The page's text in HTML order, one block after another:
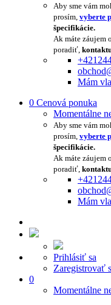
Aby sme vám
prosím, vyberte
špecifikácie.
Ak máte záujem
poradiť,
Mám
0 Cenová ponuka
Momentálne
Aby sme vám
prosím, vyberte
špecifikácie.
Ak máte záujem
poradiť,
Mám
Prihlásiť sa
Zaregistrovať
0
Momentálne